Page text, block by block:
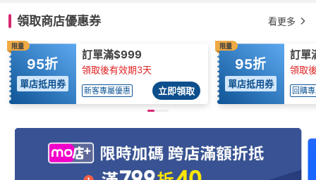
領取商店優惠券 看更多
限量
95折
單店抵用券
訂單滿$999
領取後有效期3天
新客專屬優惠 立即領取
限量
95折
單店抵用券
訂單
領取
回購